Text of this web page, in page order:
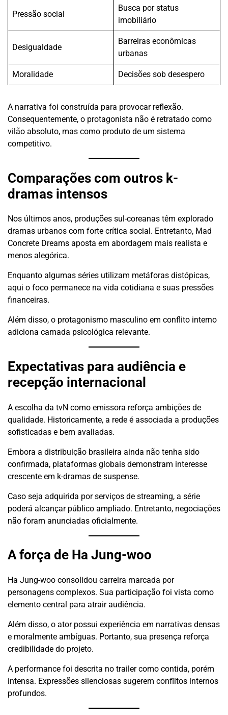
Pressão social
Busca por status
imobiliário
Desigualdade
Barreiras econômicas
urbanas
Moralidade Decisões sob desespero
A narrativa foi construída para provocar reflexão.
Consequentemente, o protagonista não é retratado como
vilão absoluto, mas como produto de um sistema
competitivo.
Comparações com outros k-
dramas intensos
Nos últimos anos, produções sul-coreanas têm explorado
dramas urbanos com forte crítica social. Entretanto, Mad
Concrete Dreams aposta em abordagem mais realista e
menos alegórica.
Enquanto algumas séries utilizam metáforas distópicas,
aqui o foco permanece na vida cotidiana e suas pressões
financeiras.
Além disso, o protagonismo masculino em conflito interno
adiciona camada psicológica relevante.
Expectativas para audiência e
recepção internacional
A escolha da tvN como emissora reforça ambições de
qualidade. Historicamente, a rede é associada a produções
sofisticadas e bem avaliadas.
Embora a distribuição brasileira ainda não tenha sido
confirmada, plataformas globais demonstram interesse
crescente em k-dramas de suspense.
Caso seja adquirida por serviços de streaming, a série
poderá alcançar público ampliado. Entretanto, negociações
não foram anunciadas oficialmente.
A força de Ha Jung-woo
Ha Jung-woo consolidou carreira marcada por
personagens complexos. Sua participação foi vista como
elemento central para atrair audiência.
Além disso, o ator possui experiência em narrativas densas
e moralmente ambíguas. Portanto, sua presença reforça
credibilidade do projeto.
A performance foi descrita no trailer como contida, porém
intensa. Expressões silenciosas sugerem conflitos internos
profundos.